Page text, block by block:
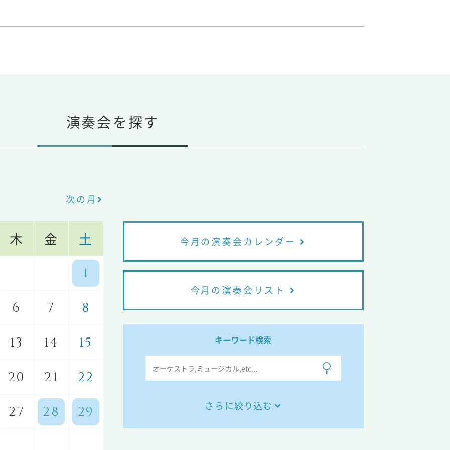
演奏会を探す
次の月
木 金 土
1
6 7
8
13 14
15
20 21
22
27 28
29
今月の演奏会カレンダー
今月の演奏会リスト
キーワード検索
さらに絞り込む